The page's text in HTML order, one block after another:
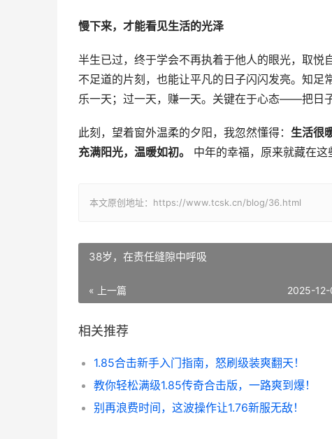
慢下来，才能看见生活的光泽
半生已过，终于学会不再执着于他人的眼光，取
不足道的片刻，也能让平凡的日子闪闪发亮。知足
乐一天；过一天，赚一天。关键在于心态——把日
此刻，望着窗外温柔的夕阳，我忽然懂得： 生活很
充满阳光，温暖如初。
中年的幸福，原来就藏在这
本文原创地址：https://www.tcsk.cn/blog/36.html
38岁，在责任缝隙中呼吸
« 上一篇 2025-12-
相关推荐
1.85合击新手入门指南，怒刷级装爽翻天！
教你轻松满级1.85传奇合击版，一路爽到爆！
别再浪费时间，这波操作让1.76新服无敌！